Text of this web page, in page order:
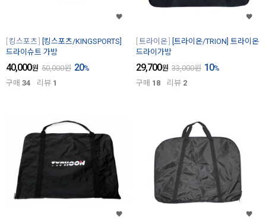
킹스포츠
[킹스포츠/KINGSPORTS]
드라이슈트 가방
40,000원 50,000원 20%
구매 34 리뷰 1
트라이온
[트라이온/TRION] 트라이온
드라이가방
29,700원 33,000원 10%
구매 18 리뷰 2